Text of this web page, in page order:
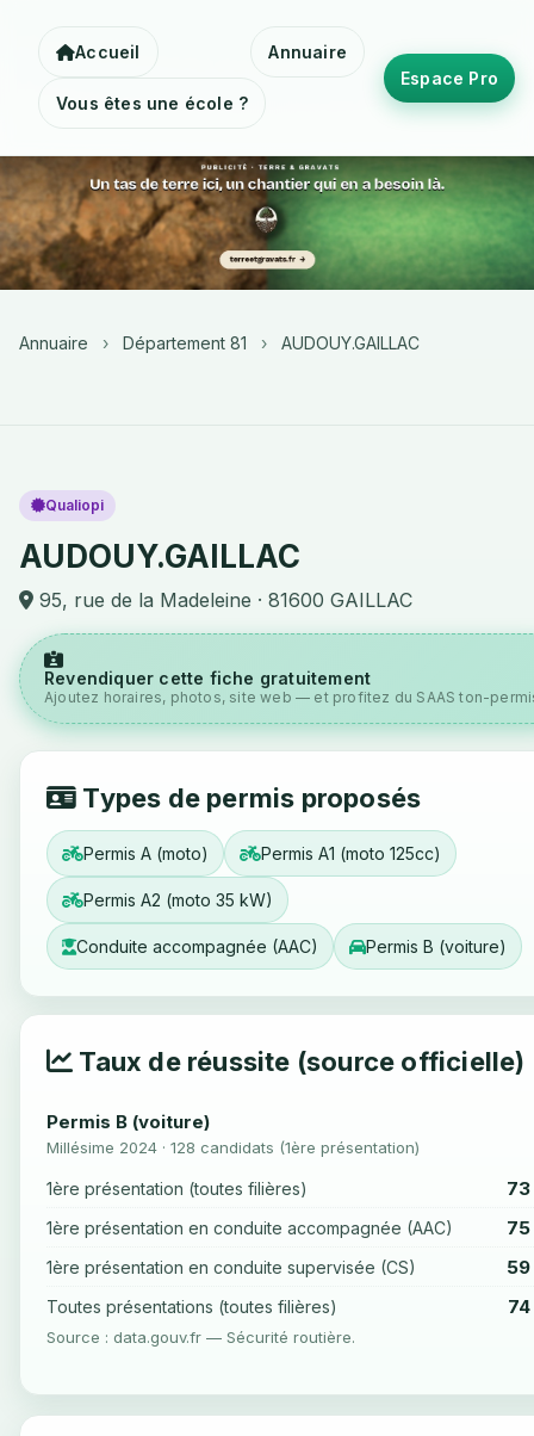
Accueil Annuaire
Vous êtes une école ?
Espace Pro
Annuaire › Département 81 › AUDOUY.GAILLAC
Qualiopi
AUDOUY.GAILLAC
95, rue de la Madeleine · 81600 GAILLAC
Revendiquer cette fiche gratuitement
Ajoutez horaires, photos, site web — et profitez du SAAS ton-
Types de permis proposés
Permis A (moto) Permis A1 (moto 125cc)
Permis A2 (moto 35 kW)
Conduite accompagnée (AAC) Permis B (voiture)
Taux de réussite (source officielle)
Permis B (voiture)
Millésime 2024 · 128 candidats (1ère présentation)
1ère présentation (toutes filières) 73
1ère présentation en conduite accompagnée (AAC) 75
1ère présentation en conduite supervisée (CS) 59
Toutes présentations (toutes filières)
Source : data.gouv.fr — Sécurité routière.